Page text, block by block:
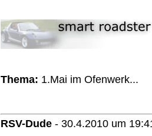
Thema: 1.Mai im Ofenwerk...
RSV-Dude - 30.4.2010 um